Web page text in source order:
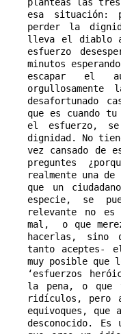
esa situación:
perder la
lleva el diablo
esfuerzo
minutos
escapar el
desafortunado
que es cuando
el esfuerzo,
dignidad. No
vez cansado de
preguntes
realmente una
que un
especie, se
relevante no
mal,  o que
hacerlas, sino
tanto aceptes-
muy posible que
‘esfuerzos
la pena, o que
ridículos, pero
equivoques, que
desconocido. Es